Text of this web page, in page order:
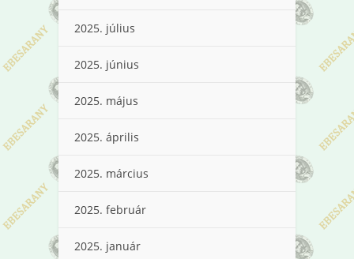
2025. július
2025. június
2025. május
2025. április
2025. március
2025. február
2025. január